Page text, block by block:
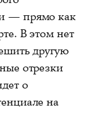
— прямо как
В этом нет
другую
отрезки
о
на